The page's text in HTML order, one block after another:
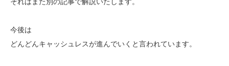
今後は
どんどんキャッシュレスが進んでいくと言われています。